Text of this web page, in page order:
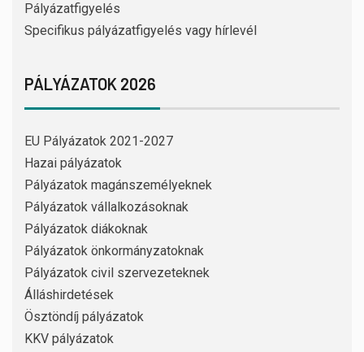
Pályázatfigyelés
Specifikus pályázatfigyelés vagy hírlevél
PÁLYÁZATOK 2026
EU Pályázatok 2021-2027
Hazai pályázatok
Pályázatok magánszemélyeknek
Pályázatok vállalkozásoknak
Pályázatok diákoknak
Pályázatok önkormányzatoknak
Pályázatok civil szervezeteknek
Álláshirdetések
Ösztöndíj pályázatok
KKV pályázatok